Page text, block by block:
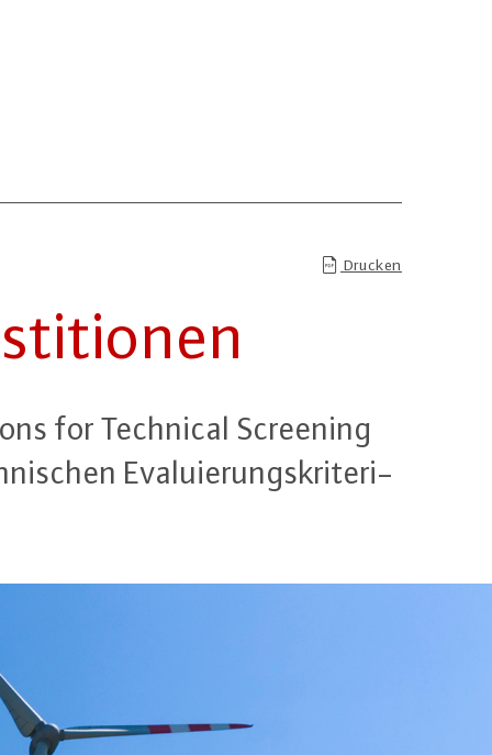
Drucken
for Technical Screening
Eva­lu­ie­rungs­kri­te­ri­